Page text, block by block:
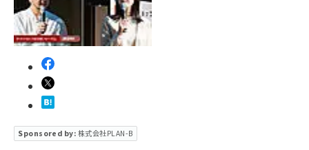
Sponsored by: 株式会社PLAN-B